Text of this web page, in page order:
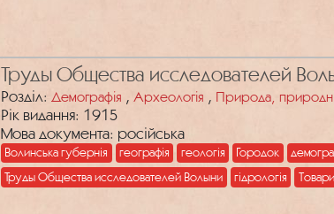
Труды Общества исследователей
Розділ: Демографія , Археологія , Природа,
Рік видання: 1915
Мова документа: російська
Волинська губернія географія геологія Городок
Труды Общества исследователей Волыни
гідрологія